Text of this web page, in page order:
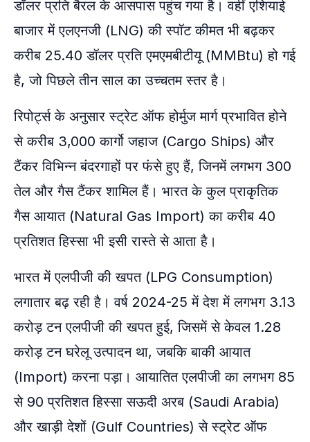
डॉलर प्रति बैरल के आसपास पहुंच गया है। वहीं एशियाई
बाजार में एलएनजी (LNG) की स्पॉट कीमत भी बढ़कर
करीब 25.40 डॉलर प्रति एमएमबीटीयू (MMBtu) हो गई
है, जो पिछले तीन साल का उच्चतम स्तर है।
रिपोर्ट्स के अनुसार स्ट्रेट ऑफ होर्मुज मार्ग प्रभावित होने
से करीब 3,000 कार्गो जहाज (Cargo Ships) और
टैंकर विभिन्न बंदरगाहों पर फंसे हुए हैं, जिनमें लगभग 300
तेल और गैस टैंकर शामिल हैं। भारत के कुल प्राकृतिक
गैस आयात (Natural Gas Import) का करीब 40
प्रतिशत हिस्सा भी इसी रास्ते से आता है।
भारत में एलपीजी की खपत (LPG Consumption)
लगातार बढ़ रही है। वर्ष 2024-25 में देश में लगभग 3.13
करोड़ टन एलपीजी की खपत हुई, जिसमें से केवल 1.28
करोड़ टन घरेलू उत्पादन था, जबकि बाकी आयात
(Import) करना पड़ा। आयातित एलपीजी का लगभग 85
से 90 प्रतिशत हिस्सा सऊदी अरब (Saudi Arabia)
और खाड़ी देशों (Gulf Countries) से स्ट्रेट ऑफ